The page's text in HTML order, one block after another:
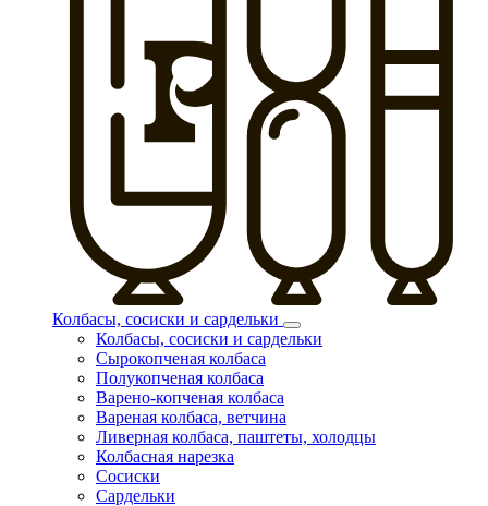
Колбасы, сосиски и сардельки
Колбасы, сосиски и сардельки
Сырокопченая колбаса
Полукопченая колбаса
Варено-копченая колбаса
Вареная колбаса, ветчина
Ливерная колбаса, паштеты, холодцы
Колбасная нарезка
Сосиски
Сардельки